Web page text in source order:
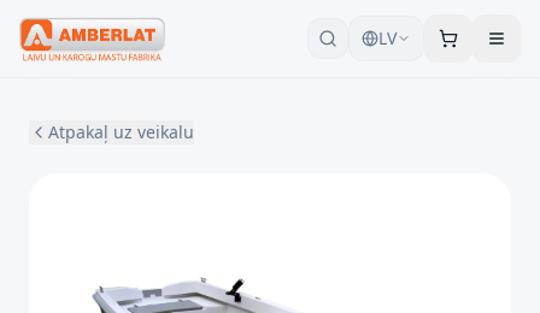
LV
Atpakaļ uz veikalu